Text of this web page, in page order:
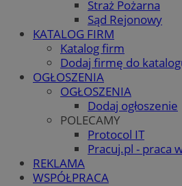
Straż Pożarna
Sąd Rejonowy
KATALOG FIRM
Katalog firm
Dodaj firmę do
OGŁOSZENIA
OGŁOSZENIA
Dodaj ogłoszenie
POLECAMY
Protocol IT
Pracuj.pl - praca
REKLAMA
WSPÓŁPRACA